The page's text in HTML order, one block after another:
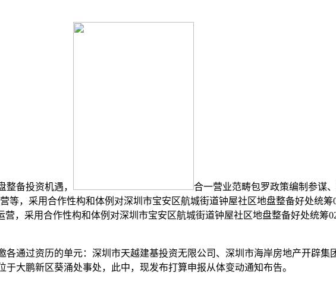
整备投资机遇，
合一营业范畴包罗政策编制参谋
等，采用合作性构和体例对深圳市宝安区航城街道钟屋社区地盘整备好处统
，采用合作性构和体例对深圳市宝安区航城街道钟屋社区地盘整备好处统筹
通过资历的单元：深圳市天越建基投资无限公司、深圳市海岸房地产开辟集
于大鹏新区葵涌处事处，此中，现发布打算申报从体变动通知布告。